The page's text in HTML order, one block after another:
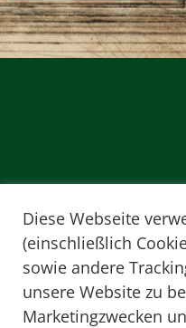
Diese Webseite
(einschließlich
sowie andere
unsere Website zu
Marketingzwecken